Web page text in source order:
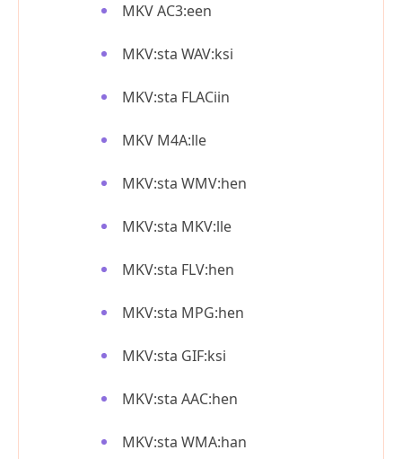
MKV AC3:een
MKV:sta WAV:ksi
MKV:sta FLACiin
MKV M4A:lle
MKV:sta WMV:hen
MKV:sta MKV:lle
MKV:sta FLV:hen
MKV:sta MPG:hen
MKV:sta GIF:ksi
MKV:sta AAC:hen
MKV:sta WMA:han